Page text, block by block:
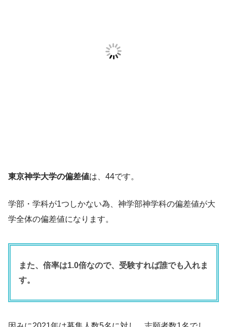
東京神学大学の偏差値は、44です。
学部・学科が1つしかない為、神学部神学科の偏差値が大
学全体の偏差値になります。
また、倍率は1.0倍なので、受験すれば誰でも入れま
す。